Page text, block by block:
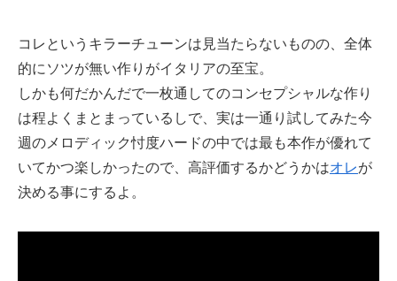
コレというキラーチューンは見当たらないものの、全体
的にソツが無い作りがイタリアの至宝。
しかも何だかんだで一枚通してのコンセプシャルな作り
は程よくまとまっているしで、実は一通り試してみた今
週のメロディック忖度ハードの中では最も本作が優れて
いてかつ楽しかったので、高評価するかどうかはオレが
決める事にするよ。